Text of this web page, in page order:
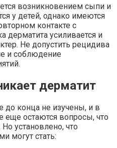
возникновением сыпи и
у детей, однако имеются
контакте с
дерматита усиливается и
Не допустить рецидива
и соблюдение
дерматит
до конца не изучены, и в
остаются вопросы, что
установлено, что
могут стать: